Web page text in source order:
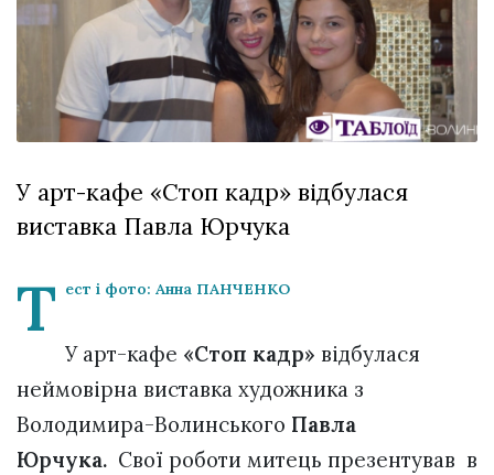
XIX
Спартакіада
VolWe...
29 Липня 2026
551 переглядів
Всі розділи
Лайф
Афіша
Політика конфіденційності
У арт-кафе «Стоп кадр» відбулася
виставка Павла Юрчука
Т ест і фото: Анна ПАНЧЕНКО
У арт-кафе «Стоп кадр» відбулася
неймовірна виставка художника з
Володимира-Волинського Павла
Юрчука. Свої роботи митець презентував в